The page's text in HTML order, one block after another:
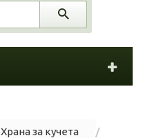
Храна за кучета